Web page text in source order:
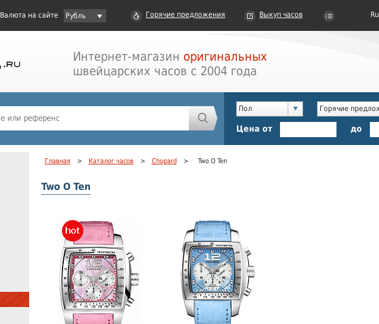
Валюта на сайте Рубль Горячие предложения Выкуп часов Ru
Интернет-магазин оригинальных
швейцарских часов с 2004 года
Пол Горячие
Цена от
до
Главная > Каталог часов > Chopard > Two O Ten
Two O Ten